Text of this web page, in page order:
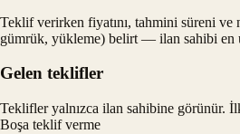
Teklif verirken fiyatını, tahmini süreni ve
gümrük, yükleme) belirt — ilan sahibi en
Gelen teklifler
Teklifler yalnızca ilan sahibine görünür.
Boşa teklif verme